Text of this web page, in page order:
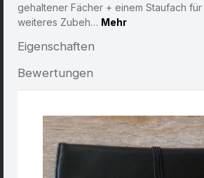
gehaltener Fächer + einem Staufach
weiteres Zubeh… Mehr
Eigenschaften
Bewertungen